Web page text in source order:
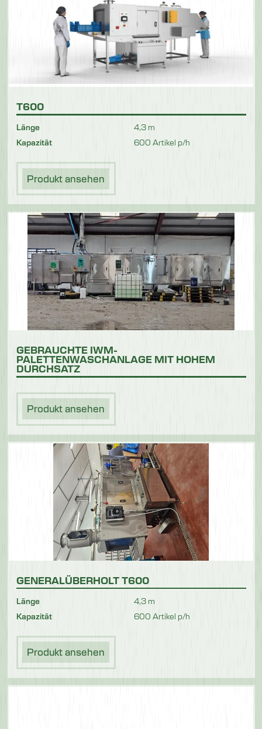
T600
Länge
4,3 m
Kapazität
600 Artikel p/h
Produkt ansehen
GEBRAUCHTE IWM-
PALETTENWASCHANLAGE MIT HOHEM
DURCHSATZ
Produkt ansehen
GENERALÜBERHOLT T600
Länge
4,3 m
Kapazität
600 Artikel p/h
Produkt ansehen